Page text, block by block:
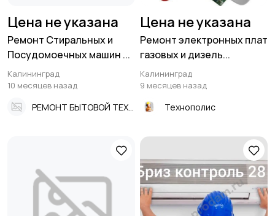
Цена не указана
Ремонт Стиральных и
Посудомоечных машин ...
Калининград
10 месяцев назад
Цена не указана
Ремонт электронных плат
газовых и дизель...
Калининград
9 месяцев назад
Технополис